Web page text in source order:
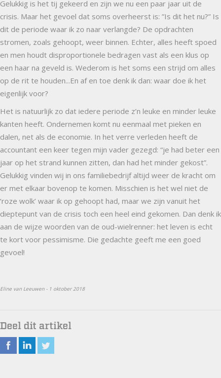
Gelukkig is het tij gekeerd en zijn we nu een paar jaar uit de
crisis. Maar het gevoel dat soms overheerst is: ”Is dit het nu?” Is
dit de periode waar ik zo naar verlangde? De opdrachten
stromen, zoals gehoopt, weer binnen. Echter, alles heeft spoed
en men houdt disproportionele bedragen vast als een klus op
een haar na geveld is. Wederom is het soms een strijd om alles
op de rit te houden...En af en toe denk ik dan: waar doe ik het
eigenlijk voor?
Het is natuurlijk zo dat iedere periode z’n leuke en minder leuke
kanten heeft. Ondernemen komt nu eenmaal met pieken en
dalen, net als de economie. In het verre verleden heeft de
accountant een keer tegen mijn vader gezegd: “je had beter een
jaar op het strand kunnen zitten, dan had het minder gekost”.
Gelukkig vinden wij in ons familiebedrijf altijd weer de kracht om
er met elkaar bovenop te komen. Misschien is het wel niet de
‘roze wolk’ waar ik op gehoopt had, maar we zijn vanuit het
dieptepunt van de crisis toch een heel eind gekomen. Dan denk ik
aan de wijze woorden van de oud-wielrenner: het leven is echt
te kort voor pessimisme. Die gedachte geeft me een goed
gevoel!
Eline van Leeuwen - 1 oktober 2018
Deel dit artikel